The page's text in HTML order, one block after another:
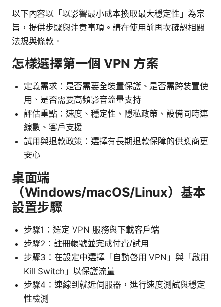
以下內容以「以影響最小成本換取最大穩定性」為宗
旨，提供步驟與注意事項。請在使用前再次確認相關
法規與條款。
怎樣選擇第一個 VPN 方案
定義需求：是否需要全裝置保護、是否需跨裝置使
用、是否需要高頻影音流量支持
評估重點：速度、穩定性、隱私政策、設備同時連
線數、客戶支援
試用與退款政策：選擇有長期退款保障的供應商更
安心
桌面端
（Windows/macOS/Linux）基本
設置步驟
步驟1：選定 VPN 服務與下載客戶端
步驟2：註冊帳號並完成付費/試用
步驟3：在設定中選擇「自動啓用 VPN」與「啟用
Kill Switch」以保護流量
步驟4：連線到就近伺服器，進行速度測試與穩定
性檢測